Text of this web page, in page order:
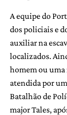
A equipe do
dos policiais e
auxiliar na
localizados.
homem ou uma
atendida por
Batalhão de
major Tales,